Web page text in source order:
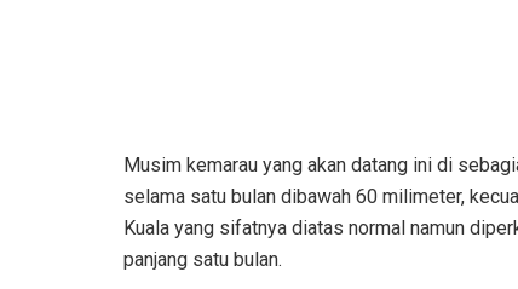
Musim kemarau yang akan datang ini di
selama satu bulan dibawah 60 milimeter,
Kuala yang sifatnya diatas normal namun
panjang satu bulan.